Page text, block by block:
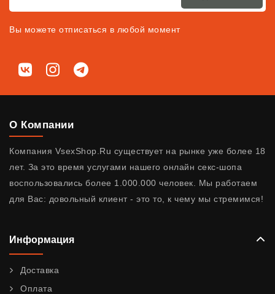
Вы можете отписаться в любой момент
Мы в соц. сетях
ВКонтактеInstagramTelegram
О Компании
Компания VsexShop.Ru существует на рынке уже более 18
лет. За это время услугами нашего онлайн секс-шопа
воспользовались более 1.000.000 человек. Мы работаем
для Вас: довольный клиент - это то, к чему мы стремимся!
Информация
Доставка
Оплата